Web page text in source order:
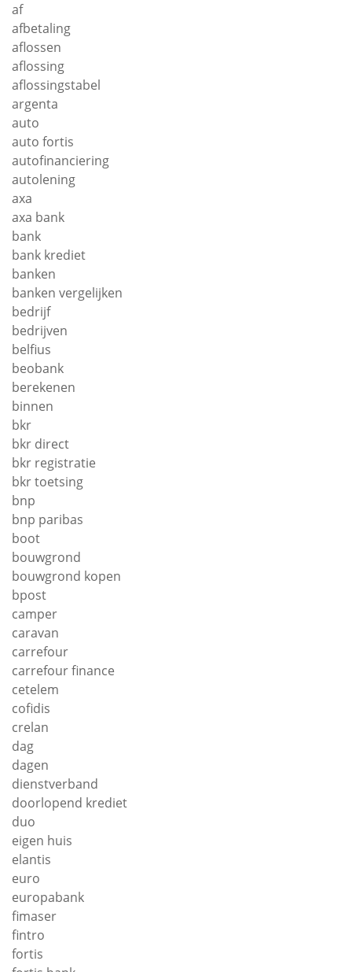
af
afbetaling
aflossen
aflossing
aflossingstabel
argenta
auto
auto fortis
autofinanciering
autolening
axa
axa bank
bank
bank krediet
banken
banken vergelijken
bedrijf
bedrijven
belfius
beobank
berekenen
binnen
bkr
bkr direct
bkr registratie
bkr toetsing
bnp
bnp paribas
boot
bouwgrond
bouwgrond kopen
bpost
camper
caravan
carrefour
carrefour finance
cetelem
cofidis
crelan
dag
dagen
dienstverband
doorlopend krediet
duo
eigen huis
elantis
euro
europabank
fimaser
fintro
fortis